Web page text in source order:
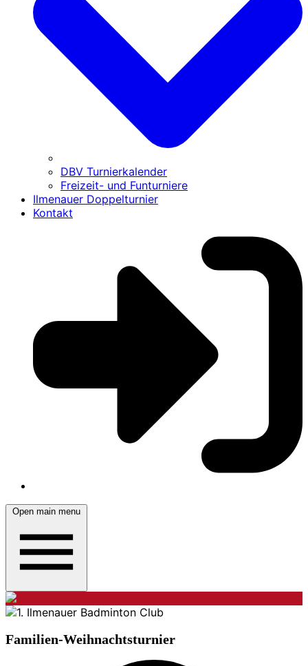
DBV Turnierkalender
Freizeit- und Funturniere
Ilmenauer Doppelturnier
Kontakt
Open main menu
Familien-Weihnachtsturnier